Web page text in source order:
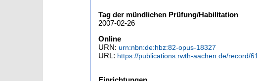
Tag der mündlichen Prüfung/Habilitation
2007-02-26
Online
URN: urn:nbn:de:hbz:82-opus-18327
URL: https://publications.rwth-aachen.de/record/